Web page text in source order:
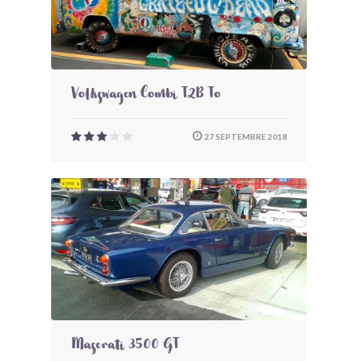
Volkswagen Combi T2B To
27 SEPTEMBRE 2018
Maserati 3500 GT